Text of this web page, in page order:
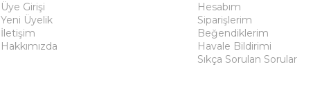
Üye Girişi
Yeni Üyelik
İletişim
Hakkımızda
Hesabım
Siparişlerim
Beğendiklerim
Havale Bildirimi
Sıkça Sorulan Sorular